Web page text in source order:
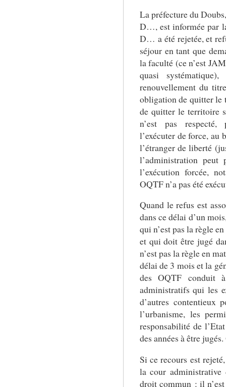
La préfecture du
D…, est informée par
D… a été rejetée, et
séjour en tant que
la faculté (ce n’est
quasi
renouvellement du
obligation de quitter le
de quitter le territoire
n’est pas
l’exécuter de force, au
l’étranger de liberté
l’administration peut
l’exécution forcée,
OQTF n’a pas été
Quand le refus est
dans ce délai d’un
qui n’est pas la règle
et qui doit être jugé
n’est pas la règle en
délai de 3 mois et la
des OQTF conduit
administratifs qui les
d’autres contentieux
l’urbanisme, les
responsabilité de
des années à être
Si ce recours est
la cour administrative
droit commun : il